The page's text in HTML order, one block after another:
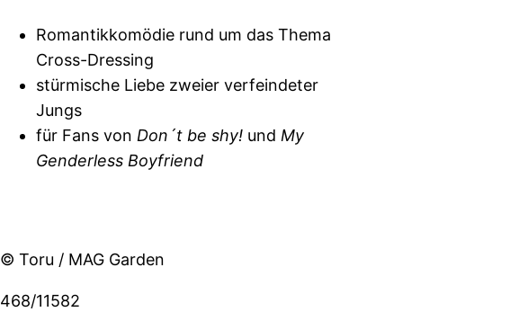
Romantikkomödie rund um das Thema
Cross-Dressing
stürmische Liebe zweier verfeindeter
Jungs
für Fans von Don´t be shy!und My
Genderless Boyfriend
© Toru / MAG Garden
468/11582